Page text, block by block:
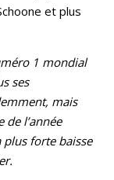
et plus
1 mondial
ses
mais
l’année
plus forte baisse